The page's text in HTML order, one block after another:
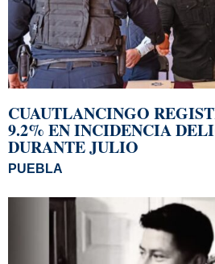
CUAUTLANCINGO
9.2% EN INCIDENCIA
DURANTE JULIO
PUEBLA